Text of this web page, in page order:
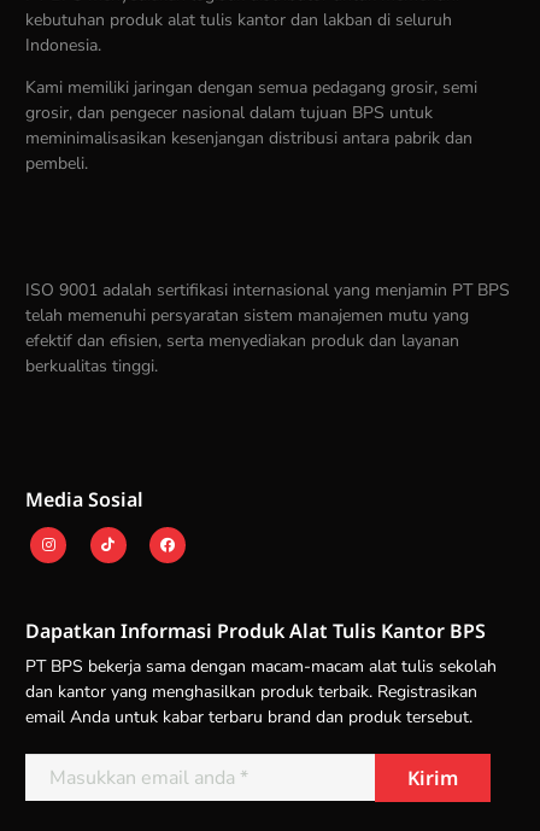
kebutuhan produk alat tulis kantor dan lakban di seluruh
Indonesia.
Kami memiliki jaringan dengan semua pedagang grosir, semi
grosir, dan pengecer nasional dalam tujuan BPS untuk
meminimalisasikan kesenjangan distribusi antara pabrik dan
pembeli.
ISO 9001 adalah sertifikasi internasional yang menjamin PT BPS
telah memenuhi persyaratan sistem manajemen mutu yang
efektif dan efisien, serta menyediakan produk dan layanan
berkualitas tinggi.
Media Sosial
Dapatkan Informasi Produk Alat Tulis Kantor BPS
PT BPS bekerja sama dengan macam-macam alat tulis sekolah
dan kantor yang menghasilkan produk terbaik. Registrasikan
email Anda untuk kabar terbaru brand dan produk tersebut.